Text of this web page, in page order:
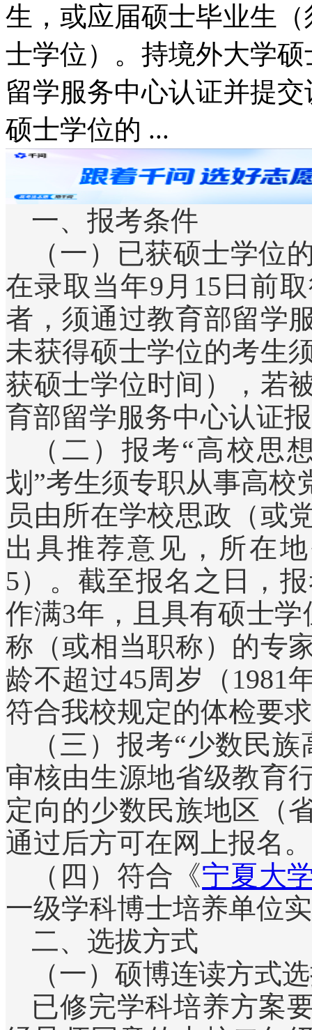
生，或应届硕士毕业生
士学位）。持境外大学
留学服务中心认证并提
硕士学位的 ...
一、报考条件
（一）已获硕士学位
在录取当年9月15日前
者，须通过教育部留学
未获得硕士学位的考生
获硕士学位时间），若
育部留学服务中心认证
（二）报考“高校思
划”考生须专职从事高校
员由所在学校思政（或
出具推荐意见，所在
5）。截至报名之日，
作满3年，且具有硕士
称（或相当职称）的专
龄不超过45周岁（1981
符合我校规定的体检要
（三）报考“少数民
审核由生源地省级教育
定向的少数民族地区（
通过后方可在网上报名。
（四）符合《宁夏大
一级学科博士培养单位
二、选拔方式
（一）硕博连读方式
已修完学科培养方案